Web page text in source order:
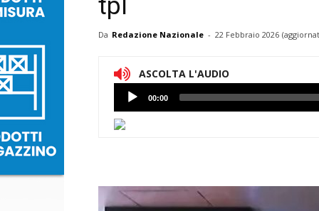
tpl
Da Redazione Nazionale - 22 Febbraio 2026
ASCOLTA L'AUDIO
Lettore
Audio
00:00